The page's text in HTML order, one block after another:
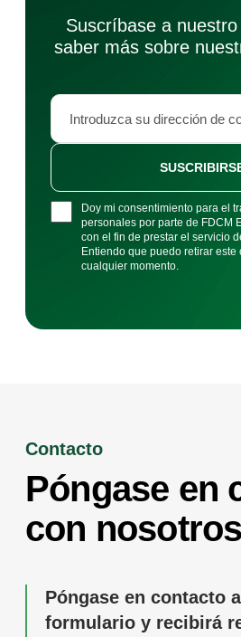
Suscríbase a
saber más sobre
Doy mi consentimiento para el
personales por parte de FDCM
con el fin de prestar el servicio
Entiendo que puedo retirar este
cualquier momento.
Contacto
Póngase en
con nosotros
Póngase en contacto
formulario y recibirá